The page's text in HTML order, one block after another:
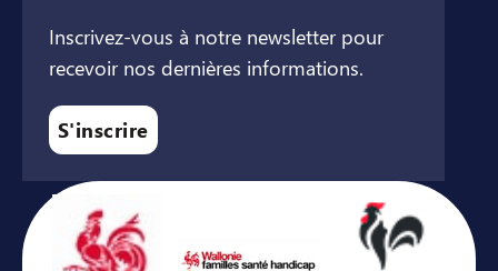
Inscrivez-vous à notre newsletter pour
recevoir nos dernières informations.
S'inscrire
Avec le soutien de ...